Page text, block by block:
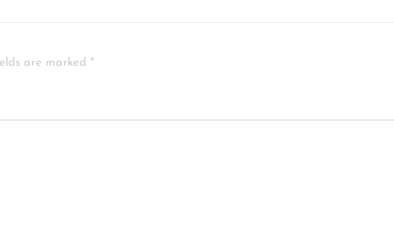
are marked *